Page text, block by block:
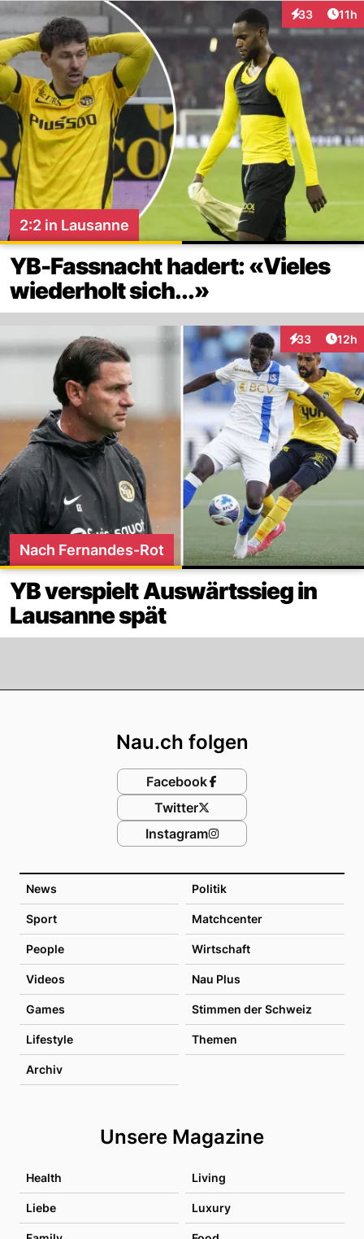
33
Interaktionen
11h
2:2 in Lausanne
YB-Fassnacht hadert: «Vieles
wiederholt sich...»
33
Interaktionen
12h
Nach Fernandes-Rot
YB verspielt Auswärtssieg in
Lausanne spät
News Politik
Sport Matchcenter
People Wirtschaft
Videos Nau Plus
Games Stimmen der Schweiz
Lifestyle Themen
Archiv
Unsere Magazine
Health Living
Liebe Luxury
Nau.ch folgen
Facebook
Twitter
Instagram